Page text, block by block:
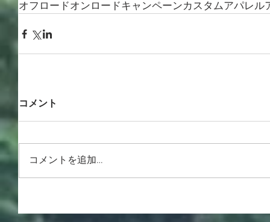
オフロードオンロードキャンペーンカスタムアパレル
コメント
コメントを追加…